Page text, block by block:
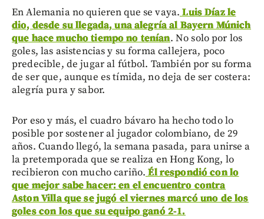
En Alemania no quieren que se vaya. Luis Díaz le
dio, desde su llegada, una alegría al Bayern Múnich
que hace mucho tiempo no tenían. No solo por los
goles, las asistencias y su forma callejera, poco
predecible, de jugar al fútbol. También por su forma
de ser que, aunque es tímida, no deja de ser costera:
alegría pura y sabor.
Por eso y más, el cuadro bávaro ha hecho todo lo
posible por sostener al jugador colombiano, de 29
años. Cuando llegó, la semana pasada, para unirse a
la pretemporada que se realiza en Hong Kong, lo
recibieron con mucho cariño. Él respondió con lo
que mejor sabe hacer: en el encuentro contra
Aston Villa que se jugó el viernes marcó uno de los
goles con los que su equipo ganó 2-1.